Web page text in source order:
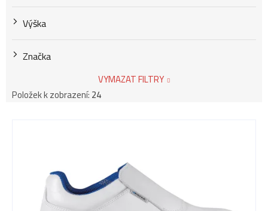
Výška
Značka
VYMAZAT FILTRY
Položek k zobrazení:24